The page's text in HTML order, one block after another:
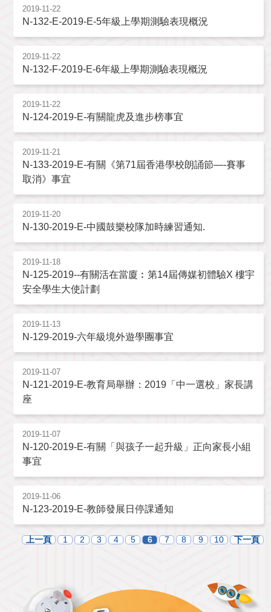
2019-11-22
N-132-E-2019-E-5年級上學期測驗表現概況
2019-11-22
N-132-F-2019-E-6年級上學期測驗表現概況
2019-11-22
N-124-2019-E-有關龍虎及進步榜事宜
2019-11-21
N-133-2019-E-有關《第71屆香港學校朗誦節—-賽事
取消》事宜
2019-11-20
N-130-2019-E-中國鼓樂校隊加時練習通知.
2019-11-18
N-125-2019--有關活在當廈︰第14屆傳媒初體驗X 樓宇
安全學生大使計劃
2019-11-13
N-129-2019-六年級境外遊學團事宜
2019-11-07
N-121-2019-E-教育局舉辦：2019「中一選校」家長講
座
2019-11-07
N-120-2019-E-有關「與孩子一起升級」正向家長小組
事宜
2019-11-06
N-123-2019-E-教師發展日停課通知
上一頁 1 2 3 4 5 6 7 8 9 10 下一頁